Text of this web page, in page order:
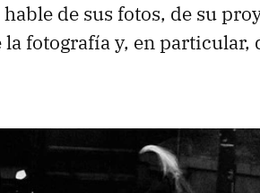
de sus fotos, de su
fotografía y, en particular,